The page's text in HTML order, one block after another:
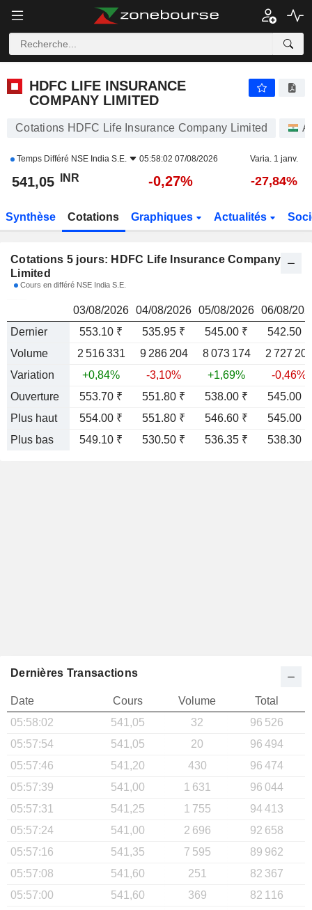
HDFC LIFE INSURANCE COMPANY LIMITED 541,05
HDFC LIFE INSURANCE
COMPANY LIMITED
Cotations HDFC Life Insurance Company Limited
Temps Différé NSE India S.E. 05:58:02 07/08/2026 Varia. 1 janv.
541,05 INR -0,27% -27,84%
Synthèse Cotations Graphiques Actualités
Cotations 5 jours: HDFC Life Insurance Company
Limited
Cours en différé NSE India S.E.
03/08/2026 04/08/2026 05/08/2026 06/08/
Dernier
553.10 ₹ 535.95 ₹ 545.00 ₹
542.50 ₹
Volume
2 516 331 9 286 204 8 073 174
2 727
Variation
+0,84% -3,10% +1,69%
-0,46%
Ouverture
553.70 ₹ 551.80 ₹ 538.00 ₹
545.00 ₹
Plus haut
554.00 ₹ 551.80 ₹ 546.60 ₹
545.00 ₹
Plus bas
549.10 ₹ 530.50 ₹ 536.35 ₹ 538.30 ₹
Dernières Transactions
Date Cours Volume
Total
05:58:02
541,05 32
96 526
05:57:54
541,05 20
96 494
05:57:46
541,20 430
96 474
05:57:39
541,00 1 631
96 044
05:57:31
541,25 1 755
94 413
05:57:24
541,00 2 696
92 658
05:57:16
541,35 7 595
89 962
05:57:08
541,60 251
82 367
05:57:00
541,60 369
82 116